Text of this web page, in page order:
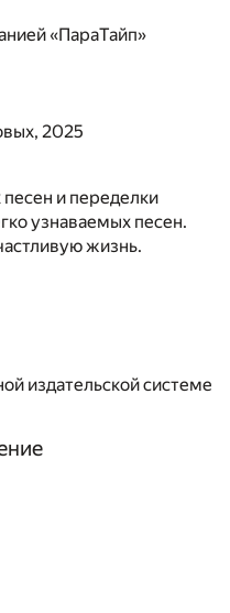
«ПараТайп»
2025
и переделки
узнаваемых песен.
жизнь.
издательской системе